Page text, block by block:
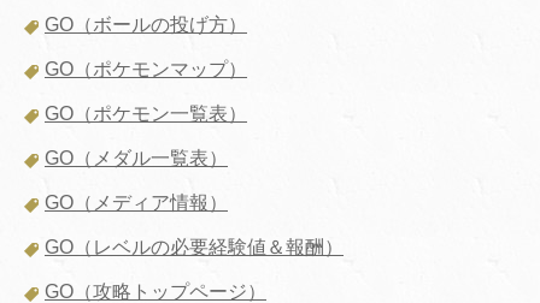
GO（ボールの投げ方）
GO（ポケモンマップ）
GO（ポケモン一覧表）
GO（メダル一覧表）
GO（メディア情報）
GO（レベルの必要経験値＆報酬）
GO（攻略トップページ）